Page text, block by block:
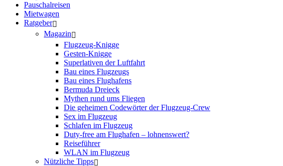
Pauschalreisen
Mietwagen
Ratgeber
Magazin
Flugzeug-Knigge
Gesten-Knigge
Superlativen der Luftfahrt
Bau eines Flugzeugs
Bau eines Flughafens
Bermuda Dreieck
Mythen rund ums Fliegen
Die geheimen Codewörter der Flugzeug-Crew
Sex im Flugzeug
Schlafen im Flugzeug
Duty-free am Flughafen – lohnenswert?
Reiseführer
WLAN im Flugzeug
Nützliche Tipps